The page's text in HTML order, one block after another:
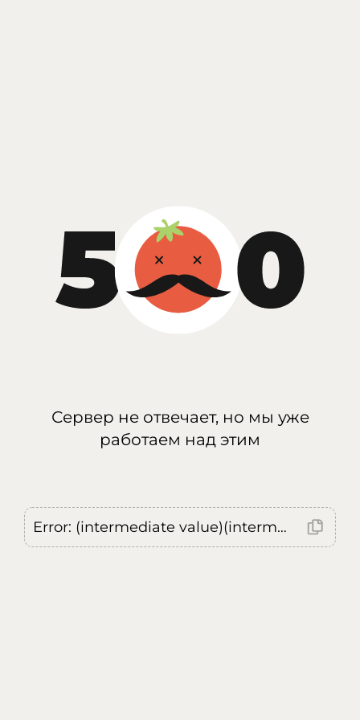
Сервер не отвечает, но мы уже
работаем над этим
Error: (intermediate value)(intermediate value)(intermediate value).replaceAll is not a function